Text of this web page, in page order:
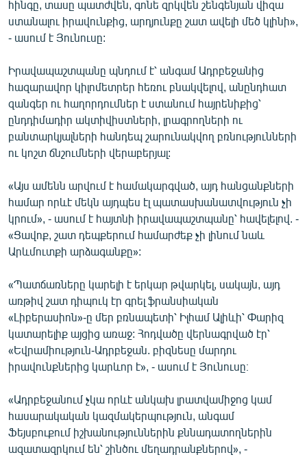
հինգը, տասը պատժվեն, գոնե զրկվեն շենգենյան վիզա
ստանալու իրավունքից, արդյունքը շատ ավելի մեծ կլինի»,
- ասում է Յունուսը:
Իրավապաշտպանը պնդում է՝ անգամ Ադրբեջանից
հազարավոր կիլոմետրեր հեռու բնակվելով, անընդհատ
զանգեր ու հաղորդումներ է ստանում հայրենիքից՝
ընդդիմադիր ակտիվիստների, լրագրողների ու
բանտարկյալների հանդեպ շարունակվող բռնությունների
ու կոշտ ճնշումների վերաբերյալ:
«Այս ամենն արվում է համակարգված, այդ հանցանքների
համար որևէ մեկն այդպես էլ պատասխանատվություն չի
կրում», - ասում է հայտնի իրավապաշտպանը՝ հավելելով. -
«Ցավոք, շատ դեպքերում համարժեք չի լինում նաև
Արևմուտքի արձագանքը»:
«Պատճառները կարելի է երկար թվարկել, սակայն, այդ
առթիվ շատ դիպուկ էր գրել ֆրանսիական
«Լիբերասիոն»-ը մեր բռնապետի՝ Իլհամ Ալիևի՝ Փարիզ
կատարելիք այցից առաջ: Հոդվածը վերնագրված էր՝
«Եվրամիություն-Ադրբեջան. բիզնեսը մարդու
իրավունքներից կարևոր է», - ասում է Յունուսը։
«Ադրբեջանում չկա որևէ անկախ լրատվամիջոց կամ
հասարակական կազմակերպություն, անգամ
Ֆեյսբուքում իշխանություններին քննադատողներին
ազատազրկում են՝ շինծու մեղադրանքներով», -